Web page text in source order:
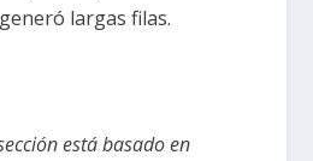
largas filas.
está basado en